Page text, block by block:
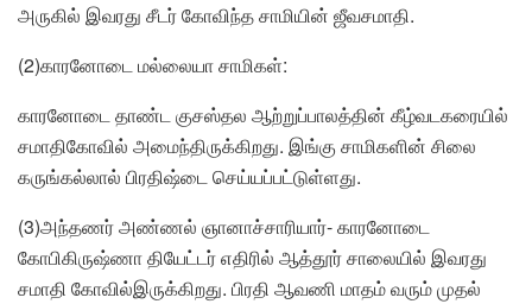
அருகில் இவரது சீடர் கோவிந்த சாமியின் ஜீவசமாதி.
(2)காரனோடை மல்லையா சாமிகள்:
காரனோடை தாண்ட குசஸ்தல ஆற்றுப்பாலத்தின் கீழ்வடகரையில்
சமாதிகோவில் அமைந்திருக்கிறது. இங்கு சாமிகளின் சிலை
கருங்கல்லால் பிரதிஷ்டை செய்யப்பட்டுள்ளது.
(3)அந்தணர் அண்ணல் ஞானாச்சாரியார்- காரனோடை
கோபிகிருஷ்ணா தியேட்டர் எதிரில் ஆத்தூர் சாலையில் இவரது
சமாதி கோவில்இருக்கிறது. பிரதி ஆவணி மாதம் வரும் முதல்